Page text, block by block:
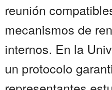
reunión
mecanismos de
internos. En la
un protocolo